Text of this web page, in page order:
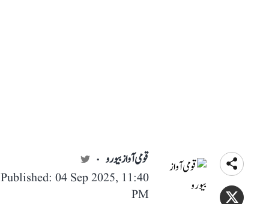
قومی آواز بیورو
Published: 04 Sep 2025, 11:40
PM